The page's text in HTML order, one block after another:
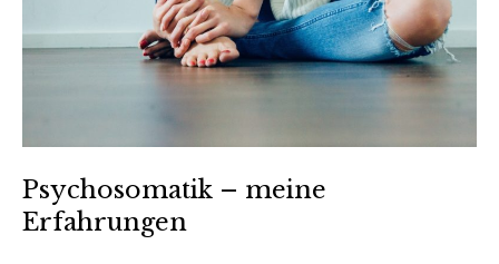
Psychosomatik – meine
Erfahrungen